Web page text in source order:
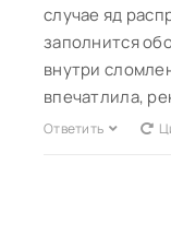
случае яд
заполнится
внутри
впечатлила,
Ответить